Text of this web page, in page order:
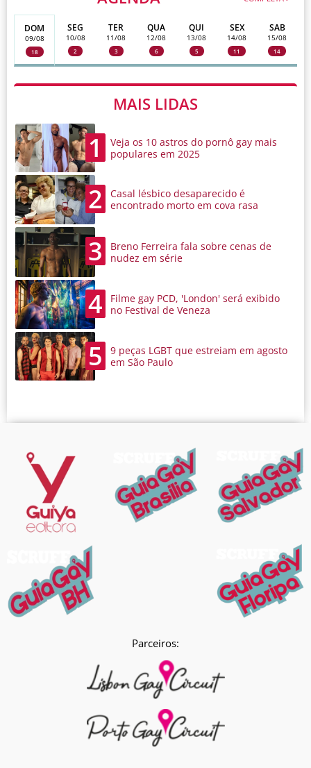
DOM
09/08
18
SEG
10/08
2
TER
11/08
3
QUA
12/08
6
QUI
13/08
5
SEX
14/08
11
SAB
15/08
14
MAIS LIDAS
1
Veja os 10 astros do pornô gay mais
populares em 2025
2
Casal lésbico desaparecido é
encontrado morto em cova rasa
3
Breno Ferreira fala sobre cenas de
nudez em série
4
Filme gay PCD, 'London' será exibido
no Festival de Veneza
5
9 peças LGBT que estreiam em agosto
em São Paulo
Parceiros: